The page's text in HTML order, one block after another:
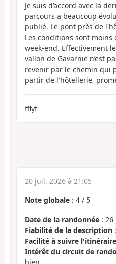
Je suis d’accord avec la
parcours a beaucoup
publié. Le pont près de
Les conditions sont moins
week-end. Effectivement
vallon de Gavarnie n’est
revenir par le chemin qui
partir de l'hôtellerie,
fflyf
20 juil. 2026 à 21:05
Note globale : 4 / 5
Date de la randonnée :
Fiabilité de la description
Facilité à suivre l'itinéraire
Intérêt du circuit de
bien